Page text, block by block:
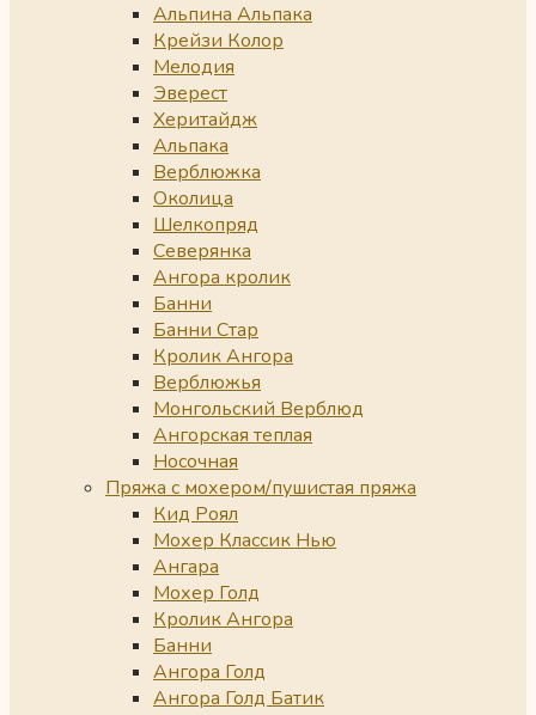
Альпина Альпака
Крейзи Колор
Мелодия
Эверест
Херитайдж
Альпака
Верблюжка
Околица
Шелкопряд
Северянка
Ангора кролик
Банни
Банни Стар
Кролик Ангора
Верблюжья
Монгольский Верблюд
Ангорская теплая
Носочная
Пряжа с мохером/пушистая пряжа
Кид Роял
Мохер Классик Нью
Ангара
Мохер Голд
Кролик Ангора
Банни
Ангора Голд
Ангора Голд Батик